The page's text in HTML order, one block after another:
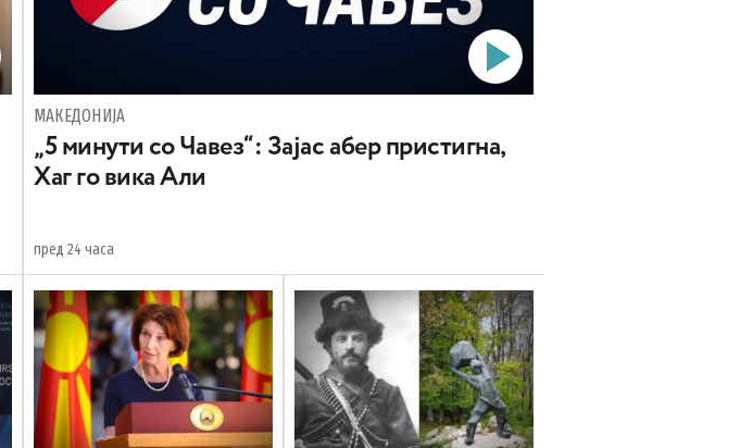
МАКЕДОНИЈА
„5 минути со Чавез“: Зајас абер пристигна,
Хаг го вика Али
пред 24 часа